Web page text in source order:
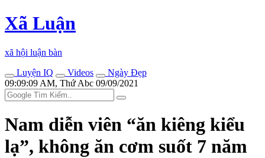
Xã Luận
xã hội luận bàn
Luyện IQ
Videos
Ngày Đẹp
09:09:09 AM, Thứ Abc 09/09/2021
Nam diễn viên “ăn kiêng kiểu
lạ”, không ăn cơm suốt 7 năm